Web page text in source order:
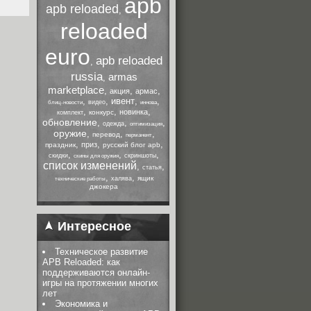
apb reloaded , apb
reloaded
euro, apb reloaded
russia, armas
marketplace, акция, армас,
блиц-новости, видео, ивент, иннова,
комплект, конкурс, новинка,
обновление, одежда, оптимизация,
оружие, перевод, перманент,
праздник, приз, русский блог apb,
скидки, скины для оружия, скриншоты,
список изменений, статья,
технические работы, халява, ящик
джокера
Интересное
Техническое развитие
APB Reloaded: как
поддерживаются онлайн-
игры на протяжении многих
лет
Экономика и